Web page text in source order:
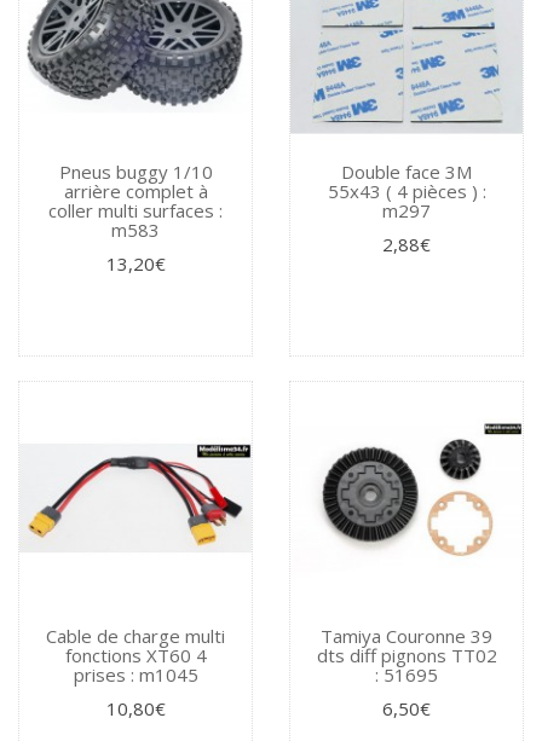
Pneus buggy 1/10
arrière complet à
coller multi surfaces :
m583
13,20€
Double face 3M
55x43 ( 4 pièces ) :
m297
2,88€
Cable de charge multi
fonctions XT60 4
prises : m1045
10,80€
Tamiya Couronne 39
dts diff pignons TT02
: 51695
6,50€